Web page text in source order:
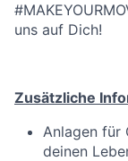
uns auf Dich!
Zusätzliche
Anlagen für
deinen